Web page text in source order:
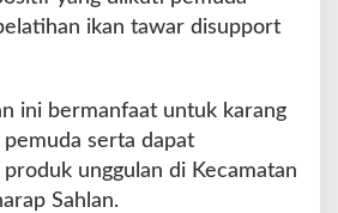
ikan tawar disupport
ini bermanfaat untuk karang
serta dapat
unggulan di Kecamatan
Sahlan.